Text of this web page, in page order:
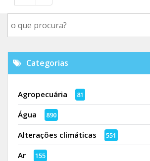
Categorias
Agropecuária 81
Água 890
Alterações climáticas 551
Ar 155